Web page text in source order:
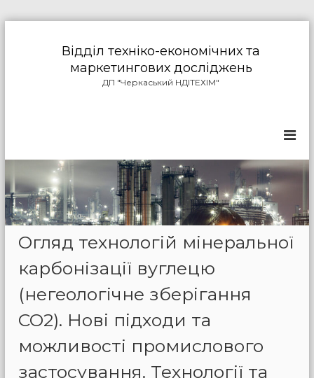
в
і
с
т
Відділ техніко-економічних та
маркетингових досліджень
ДП "Черкаський НДІТЕХІМ"
Огляд технологій мінеральної
карбонізації вуглецю
(негеологічне зберігання
СО2). Нові підходи та
можливості промислового
застосування. Технології та